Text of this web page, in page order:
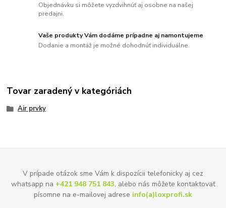
Objednávku si môžete vyzdvihnúť aj osobne na našej
predajni.
Vaše produkty Vám dodáme prípadne aj namontujeme
Dodanie a montáž je možné dohodnúť individuálne.
Tovar zaradený v kategóriách
Air prvky
V prípade otázok sme Vám k dispozícii telefonicky aj cez
whatsapp na +421 948 751 843, alebo nás môžete kontaktovať
písomne na e-mailovej adrese info(a)loxprofi.sk